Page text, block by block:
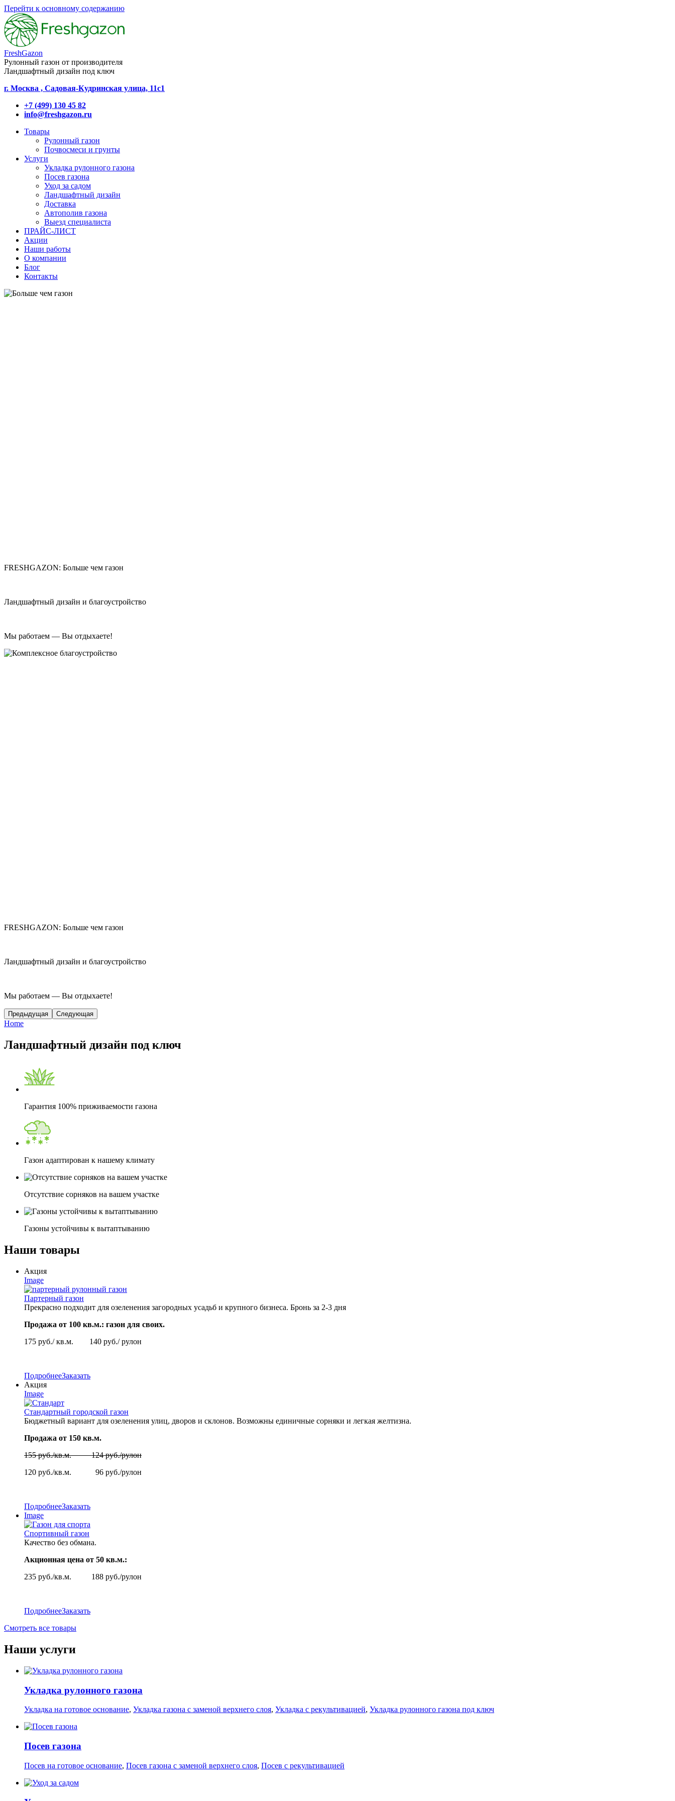
Перейти к основному содержанию
FreshGazon
Рулонный газон от производителя
Ландшафтный дизайн под ключ
г. Москва , Садовая-Кудринская улица, 11с1
+7 (499) 130 45 82
info@freshgazon.ru
Товары
Рулонный газон
Почвосмеси и грунты
Услуги
Укладка рулонного газона
Посев газона
Уход за садом
Ландшафтный дизайн
Доставка
Автополив газона
Выезд специалиста
ПРАЙС-ЛИСТ
Акции
Наши работы
О компании
Блог
Контакты
FRESHGAZON: Больше чем газон
Ландшафтный дизайн и благоустройство
Мы работаем — Вы отдыхаете!
FRESHGAZON: Больше чем газон
Ландшафтный дизайн и благоустройство
Мы работаем — Вы отдыхаете!
Предыдущая Следующая
Home
Ландшафтный дизайн под ключ
Гарантия 100% приживаемости газона
Газон адаптирован к нашему климату
Отсутствие сорняков на вашем участке
Газоны устойчивы к вытаптыванию
Наши товары
Акция
Image
Партерный газон
Прекрасно подходит для озеленения загородных усадьб и крупного бизнеса. Бронь за 2-3 дня
Продажа от 100 кв.м.: газон для своих.
175 руб./ кв.м. 140 руб./ рулон
ПодробнееЗаказать
Акция
Image
Стандартный городской газон
Бюджетный вариант для озеленения улиц, дворов и склонов. Возможны единичные сорняки и легкая желтизна.
Продажа от 150 кв.м.
155 руб./кв.м. 124 руб./рулон
120 руб./кв.м. 96 руб./рулон
ПодробнееЗаказать
Image
Спортивный газон
Качество без обмана.
Акционная цена от 50 кв.м.:
235 руб./кв.м. 188 руб./рулон
ПодробнееЗаказать
Смотреть все товары
Наши услуги
Укладка рулонного газона
Укладка на готовое основание, Укладка газона с заменой верхнего слоя, Укладка с рекультивацией, Укладка рулонного газона под ключ
Посев газона
Посев на готовое основание, Посев газона с заменой верхнего слоя, Посев с рекультивацией